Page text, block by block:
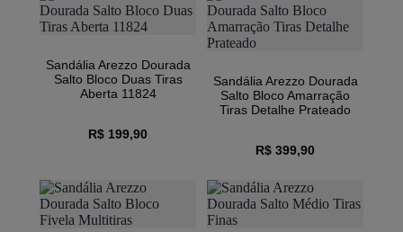
Sandália Arezzo Dourada
Salto Bloco Duas Tiras
Aberta 11824
R$ 199,90
Sandália Arezzo Dourada
Salto Bloco Amarração
Tiras Detalhe Prateado
R$ 399,90